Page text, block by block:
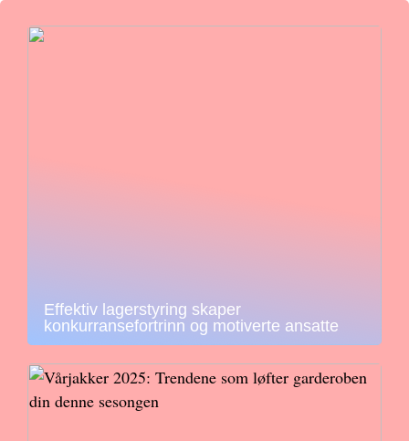
Effektiv lagerstyring skaper
konkurransefortrinn og motiverte ansatte